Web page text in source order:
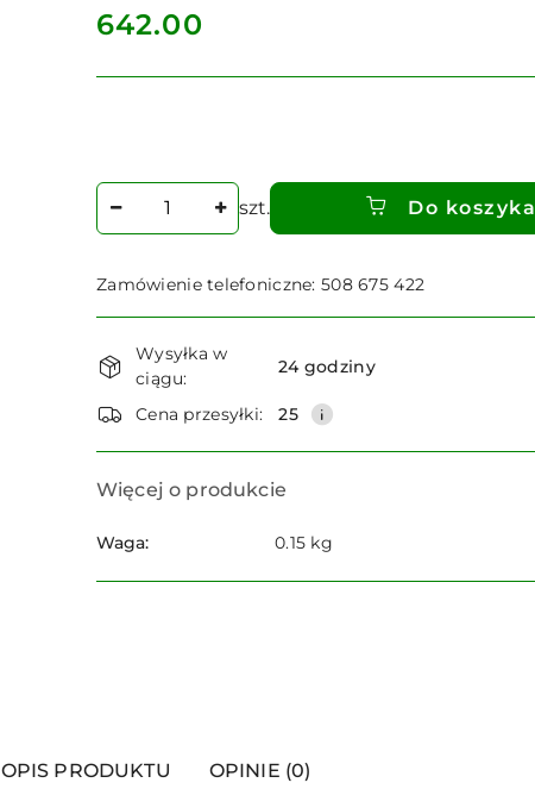
cena:
642.00
Ilość
szt. Do koszyka
Zamówienie telefoniczne: 508 675 422
Dostępność
i
dostawa
Wysyłka w
ciągu:
24 godziny
Cena przesyłki: 25
Więcej o produkcie
Waga: 0.15 kg
OPIS PRODUKTU OPINIE (0)